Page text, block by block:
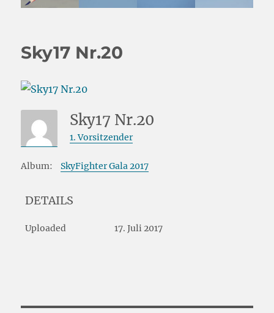
Sky17 Nr.20
Sky17 Nr.20
1. Vorsitzender
Album: SkyFighter Gala 2017
DETAILS
Uploaded 17. Juli 2017